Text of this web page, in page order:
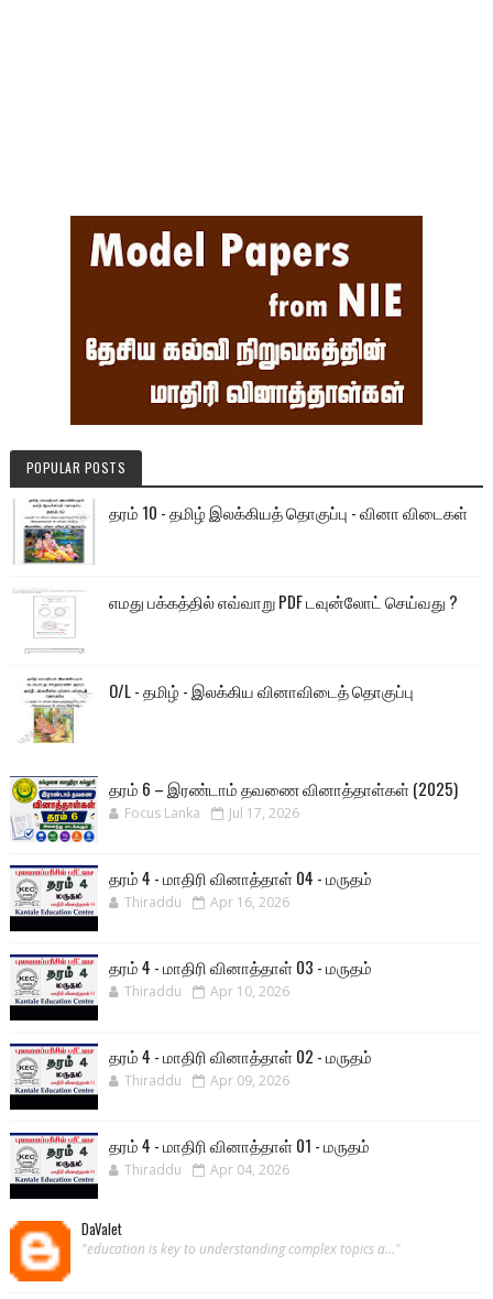
POPULAR POSTS
தரம் 10 - தமிழ் இலக்கியத் தொகுப்பு - வினா விடைகள்
எமது பக்கத்தில் எவ்வாறு PDF டவுன்லோட் செய்வது ?
O/L - தமிழ் - இலக்கிய வினாவிடைத் தொகுப்பு
தரம் 6 – இரண்டாம் தவணை வினாத்தாள்கள் (2025)
Focus Lanka Jul 17, 2026
தரம் 4 - மாதிரி வினாத்தாள் 04 - மருதம்
Thiraddu Apr 16, 2026
தரம் 4 - மாதிரி வினாத்தாள் 03 - மருதம்
Thiraddu Apr 10, 2026
தரம் 4 - மாதிரி வினாத்தாள் 02 - மருதம்
Thiraddu Apr 09, 2026
தரம் 4 - மாதிரி வினாத்தாள் 01 - மருதம்
Thiraddu Apr 04, 2026
DaValet
"education is key to understanding complex topics a..."